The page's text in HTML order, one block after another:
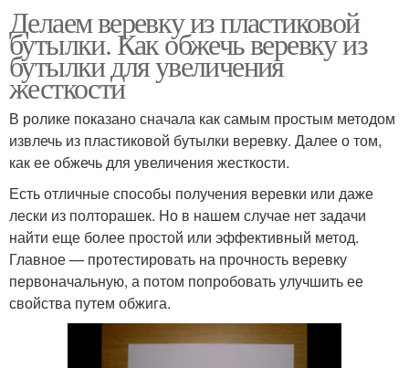
Делаем веревку из пластиковой
бутылки. Как обжечь веревку из
бутылки для увеличения
жесткости
В ролике показано сначала как самым простым методом
извлечь из пластиковой бутылки веревку. Далее о том,
как ее обжечь для увеличения жесткости.
Есть отличные способы получения веревки или даже
лески из полторашек. Но в нашем случае нет задачи
найти еще более простой или эффективный метод.
Главное — протестировать на прочность веревку
первоначальную, а потом попробовать улучшить ее
свойства путем обжига.